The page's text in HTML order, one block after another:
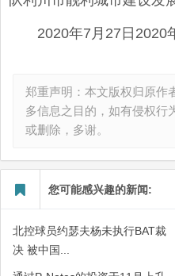
2020年7月27日2020
郑重声明：本文版权归原作
多信息之目的，如有侵权行
或删除，多谢。
您可能感兴趣的新闻:
北控球员约瑟夫杨未执行BAT裁
决 被中国...